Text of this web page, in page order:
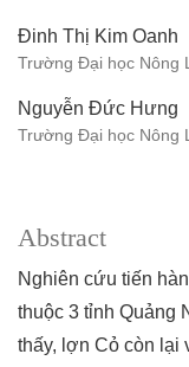
Đinh Thị Kim Oanh
Trường Đại học Nông
Nguyễn Đức Hưng
Trường Đại học Nông
Abstract
Nghiên cứu tiến
thuộc 3 tỉnh Quảng
thấy, lợn Cỏ còn lại